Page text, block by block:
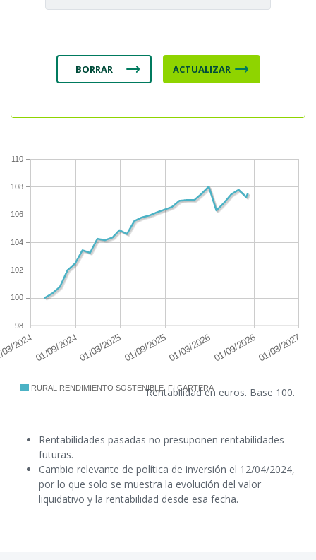
98
100
102
104
106
108
110
RURAL RENDIMIENTO SOSTENIBLE, FI CARTERARentabilidad en euros. Base 100.
Rentabilidades pasadas no presuponen rentabilidades
futuras.
Cambio relevante de política de inversión el 12/04/2024,
por lo que solo se muestra la evolución del valor
liquidativo y la rentabilidad desde esa fecha.